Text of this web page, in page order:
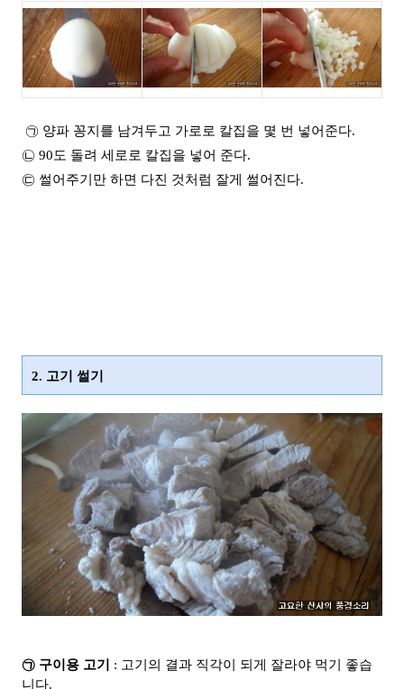
㉠ 양파 꽁지를 남겨두고 가로로 칼집을 몇 번 넣어준다.
㉡ 90도 돌려 세로로 칼집을 넣어 준다.
㉢ 썰어주기만 하면 다진 것처럼 잘게 썰어진다.
2. 고기 썰기
㉠ 구이용 고기 : 고기의 결과 직각이 되게 잘라야 먹기 좋습
니다.